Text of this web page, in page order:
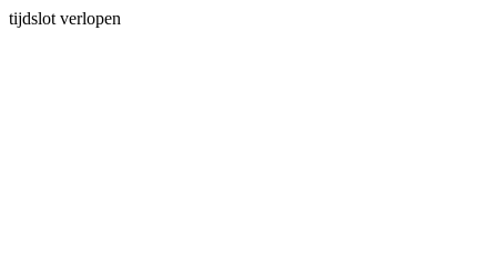
tijdslot verlopen